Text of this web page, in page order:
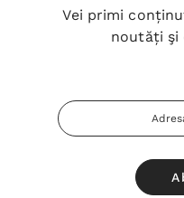
Vei primi
noutăți şi
Adresa
Email